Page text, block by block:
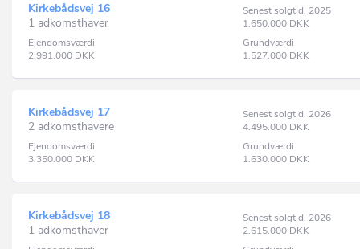
Kirkebådsvej 16
1 adkomsthaver
Senest solgt d. 2025
1.650.000 DKK
Ejendomsværdi
2.991.000 DKK
Grundværdi
1.527.000 DKK
Kirkebådsvej 17
2 adkomsthavere
Senest solgt d. 2026
4.495.000 DKK
Ejendomsværdi
3.350.000 DKK
Grundværdi
1.630.000 DKK
Kirkebådsvej 18
1 adkomsthaver
Senest solgt d. 2026
2.615.000 DKK